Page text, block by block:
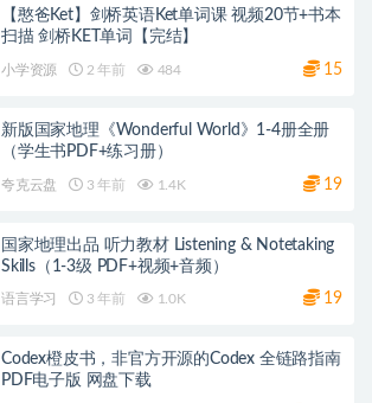
【憨爸Ket】剑桥英语Ket单词课 视频20节+书本
扫描 剑桥KET单词【完结】
小学资源 2 年前 484 15
新版国家地理《Wonderful World》1-4册全册
（学生书PDF+练习册）
夸克云盘 3 年前 1.4K 19
国家地理出品 听力教材 Listening & Notetaking
Skills（1-3级 PDF+视频+音频）
语言学习 3 年前 1.0K 19
Codex橙皮书，非官方开源的Codex 全链路指南
PDF电子版 网盘下载